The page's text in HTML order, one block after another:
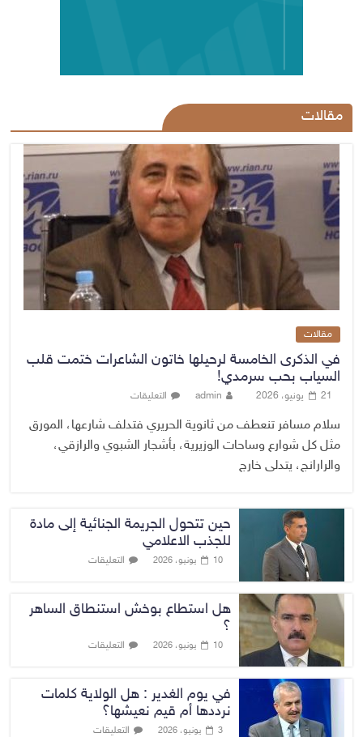
مقالات
مقالات
في الذكرى الخامسة لرحيلها خاتون الشاعرات ختمت قلب
السياب بحب سرمدي!
21 يونيو، 2026 admin التعليقات
سلام مسافر تنعطف من ثانوية الحريري فتدلف شارعها، المورق
مثل كل شوارع وساحات الوزيرية، بأشجار الشبوي والرازقي،
والرارانج، يتدلى خارج
حين تتحول الجريمة الجنائية إلى مادة
للجذب الاعلامي
10 يونيو، 2026 التعليقات
هل استطاع بوخش استنطاق الساهر
؟
10 يونيو، 2026 التعليقات
في يوم الغدير : هل الولاية كلمات
نرددها أم قيم نعيشها؟
3 يونيو، 2026 التعليقات